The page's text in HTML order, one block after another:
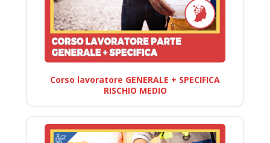
Corso lavoratore GENERALE + SPECIFICA
RISCHIO MEDIO